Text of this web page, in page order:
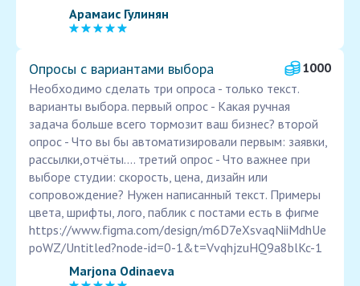
Арамаис Гулинян
Опросы с вариантами выбора
1000
Необходимо сделать три опроса - только текст.
варианты выбора. первый опрос - Какая ручная
задача больше всего тормозит ваш бизнес? второй
опрос - Что вы бы автоматизировали первым: заявки,
рассылки,отчёты.... третий опрос - Что важнее при
выборе студии: скорость, цена, дизайн или
сопровождение? Нужен написанный текст. Примеры
цвета, шрифты, лого, паблик с постами есть в фигме
https://www.figma.com/design/m6D7eXsvaqNiiMdhUe
poWZ/Untitled?node-id=0-1&t=VvqhjzuHQ9a8blKc-1
Marjona Odinaeva